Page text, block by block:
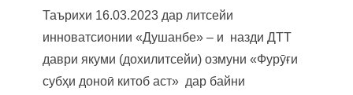
Таърихи 16.03.2023 дар литсейи
инноватсионии «Душанбе» – и назди ДТТ
даври якуми (дохилитсейи) озмуни «Фурӯғи
субҳи доноӣ китоб аст» дар байни